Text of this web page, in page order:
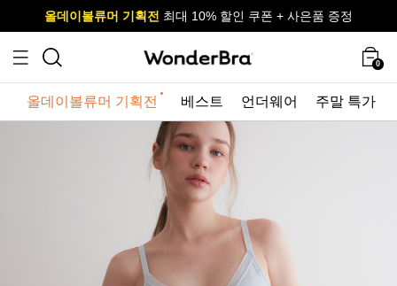
사이즈 무료 교환 서비스
올데이볼류머 기획전 최대 10% 할인 쿠폰 + 사은품 증정
사이즈 무료 교환 서비스
올데이볼류머 기획전
0
올데이볼류머 기획전 베스트 언더웨어 주말 특가